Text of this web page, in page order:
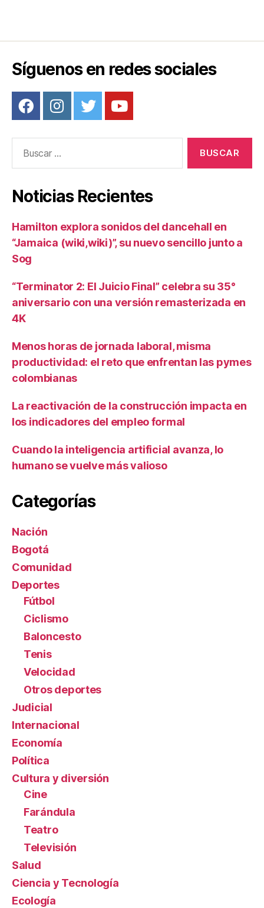
Síguenos en redes sociales
Noticias Recientes
Hamilton explora sonidos del dancehall en
“Jamaica (wiki,wiki)”, su nuevo sencillo junto a
Sog
“Terminator 2: El Juicio Final” celebra su 35°
aniversario con una versión remasterizada en
4K
Menos horas de jornada laboral, misma
productividad: el reto que enfrentan las pymes
colombianas
La reactivación de la construcción impacta en
los indicadores del empleo formal
Cuando la inteligencia artificial avanza, lo
humano se vuelve más valioso
Categorías
Nación
Bogotá
Comunidad
Deportes
Fútbol
Ciclismo
Baloncesto
Tenis
Velocidad
Otros deportes
Judicial
Internacional
Economía
Política
Cultura y diversión
Cine
Farándula
Teatro
Televisión
Salud
Ciencia y Tecnología
Ecología